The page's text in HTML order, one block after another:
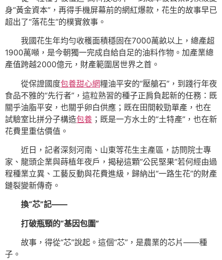
身“黃金資本”，再得手機屏幕前的網紅爆款，花生的故事早已
超出了“落花生”的樸實敘事。
我國花生年均勻收穫面積穩固在7000萬畝以上，總產超
1900萬噸，是今朝獨一完成自給自足的油料作物。加產業總
產值跨越2000億元，財產範圍居世界之首。
從保證國度包養甜心網糧油平安的“壓艙石”，到踐行年夜
食品不雅的“先行者”，這粒熟習的種子正肩負起新的任務：既
關乎油脂平安，也關乎卵白供應；既在田間較勁單產，也在
試驗室比拼分子構造包養 ；既是一方水土的“土特產”，也在新
花費里重估價值。
近日，記者深刻河南、山東等花生主產區，訪問院士專
家、龍頭企業與蒔植年夜戶，揭秘這顆“公民堅果”若何經由過
程種業立異、工藝反動與花費進級，歸納出“一路生花”的財產
鏈裂變新傳奇。
換“芯”記——
打破瓶頸的“基因包圍”
故事，得從“芯”說起。這個“芯”，是農業的芯片——種
子。